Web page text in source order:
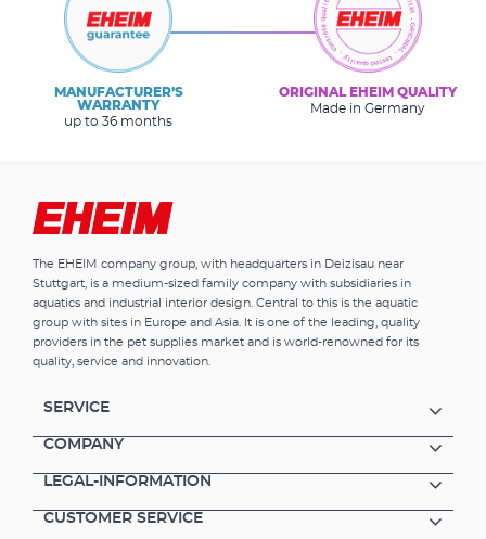
MANUFACTURER’S
WARRANTY
up to 36 months
ORIGINAL EHEIM QUALITY
Made in Germany
The EHEIM company group, with headquarters in Deizisau near
Stuttgart, is a medium-sized family company with subsidiaries in
aquatics and industrial interior design. Central to this is the aquatic
group with sites in Europe and Asia. It is one of the leading, quality
providers in the pet supplies market and is world-renowned for its
quality, service and innovation.
SERVICE
COMPANY
LEGAL-INFORMATION
CUSTOMER SERVICE